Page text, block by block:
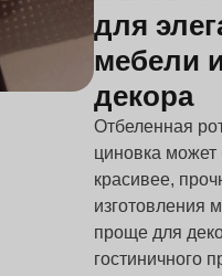
для
мебели
декора
Отбеленная
циновка может
красивее,
изготовления
проще для
гостиничного